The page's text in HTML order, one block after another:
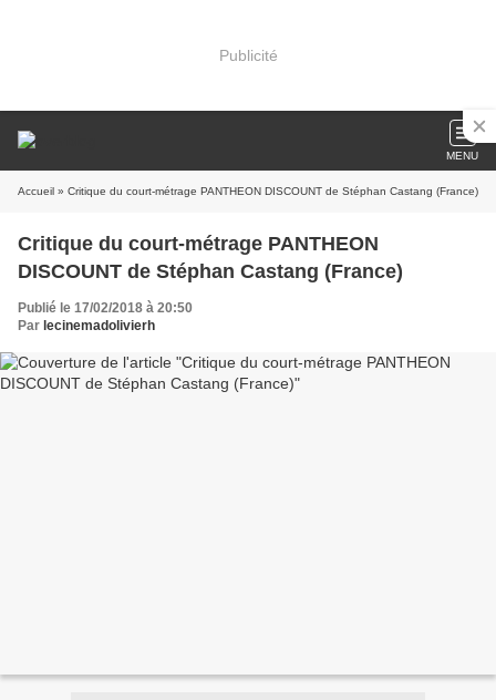
Publicité
MENU
Accueil » Critique du court-métrage PANTHEON DISCOUNT de Stéphan Castang (France)
Critique du court-métrage PANTHEON
DISCOUNT de Stéphan Castang (France)
Publié le 17/02/2018 à 20:50
Par lecinemadolivierh